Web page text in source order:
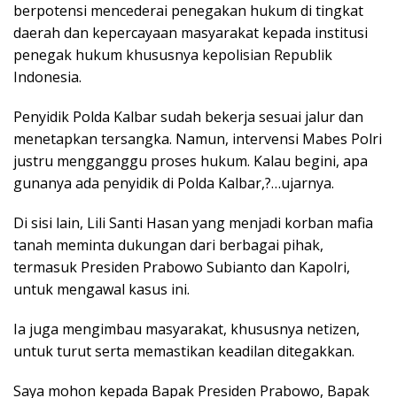
berpotensi mencederai penegakan hukum di tingkat
daerah dan kepercayaan masyarakat kepada institusi
penegak hukum khususnya kepolisian Republik
Indonesia.
Penyidik Polda Kalbar sudah bekerja sesuai jalur dan
menetapkan tersangka. Namun, intervensi Mabes Polri
justru mengganggu proses hukum. Kalau begini, apa
gunanya ada penyidik di Polda Kalbar,?…ujarnya.
Di sisi lain, Lili Santi Hasan yang menjadi korban mafia
tanah meminta dukungan dari berbagai pihak,
termasuk Presiden Prabowo Subianto dan Kapolri,
untuk mengawal kasus ini.
Ia juga mengimbau masyarakat, khususnya netizen,
untuk turut serta memastikan keadilan ditegakkan.
Saya mohon kepada Bapak Presiden Prabowo, Bapak